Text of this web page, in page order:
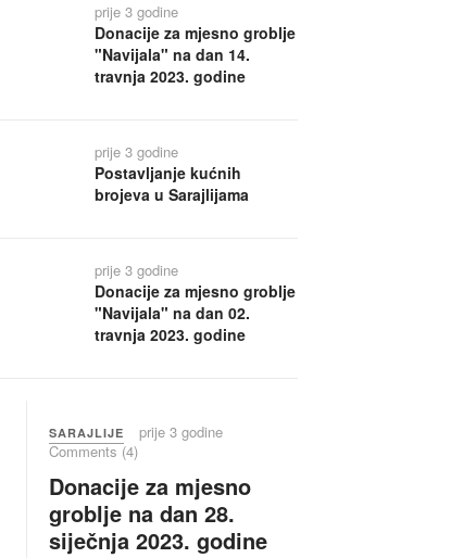
prije 3 godine
Donacije za mjesno groblje
"Navijala" na dan 14.
travnja 2023. godine
prije 3 godine
Postavljanje kućnih
brojeva u Sarajlijama
prije 3 godine
Donacije za mjesno groblje
"Navijala" na dan 02.
travnja 2023. godine
SARAJLIJE
prije 3 godine
Comments (4)
Donacije za mjesno
groblje na dan 28.
siječnja 2023. godine